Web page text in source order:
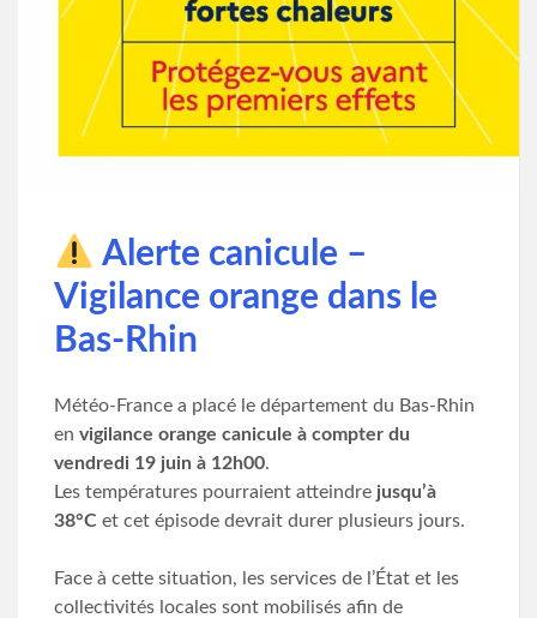
Alerte canicule –
Vigilance orange dans le
Bas-Rhin
Météo-France a placé le département du Bas-Rhin
en vigilance orange canicule à compter du
vendredi 19 juin à 12h00.
Les températures pourraient atteindre jusqu’à
38°C et cet épisode devrait durer plusieurs jours.
Face à cette situation, les services de l’État et les
collectivités locales sont mobilisés afin de